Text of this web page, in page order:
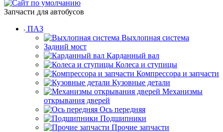
Запчасти для автобусов
ПАЗ
Выхлопная система
Задний мост
Карданный вал
Колеса и ступицы
Компрессора и запчасти
Кузовные детали
Механизмы
открывания дверей
Ось передняя
Подшипники
Прочие запчасти